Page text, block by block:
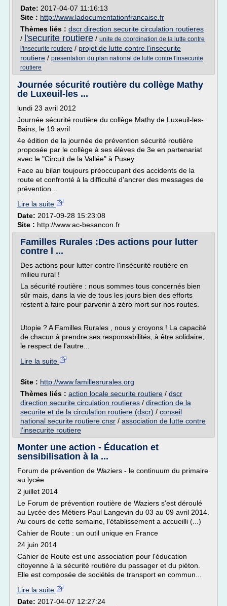
Date: 2017-04-07 11:16:13
Site : http://www.ladocumentationfrancaise.fr
Thèmes liés : dscr direction securite circulation routieres
/ l'securite routiere / unite de coordination de la lutte contre
l'insecurite routiere / projet de lutte contre l'insecurite
routiere / presentation du plan national de lutte contre l'insecurite
routiere
Journée sécurité routière du collège Mathy
de Luxeuil-les ...
lundi 23 avril 2012
Journée sécurité routière du collège Mathy de Luxeuil-les-
Bains, le 19 avril
4e édition de la journée de prévention sécurité routière
proposée par le collège à ses élèves de 3e en partenariat
avec le "Circuit de la Vallée" à Pusey
Face au bilan toujours préoccupant des accidents de la
route et confronté à la difficulté d'ancrer des messages de
prévention...
Lire la suite
Date: 2017-09-28 15:23:08
Site : http://www.ac-besancon.fr
Familles Rurales :Des actions pour lutter
contre l ...
Des actions pour lutter contre l'insécurité routière en
milieu rural !
La sécurité routière : nous sommes tous concernés bien
sûr mais, dans la vie de tous les jours bien des efforts
restent à faire pour parvenir à zéro mort sur nos routes.
Utopie ? A Familles Rurales , nous y croyons ! La capacité
de chacun à prendre ses responsabilités, à être solidaire,
le respect de l'autre...
Lire la suite
Site : http://www.famillesrurales.org
Thèmes liés : action locale securite routiere / dscr
direction securite circulation routieres / direction de la
securite et de la circulation routiere (dscr) / conseil
national securite routiere cnsr / association de lutte contre
l'insecurite routiere
Monter une action - Éducation et
sensibilisation à la ...
Forum de prévention de Waziers - le continuum du primaire
au lycée
2 juillet 2014
Le Forum de prévention routière de Waziers s'est déroulé
au Lycée des Métiers Paul Langevin du 03 au 09 avril 2014.
Au cours de cette semaine, l'établissement a accueilli (...)
Cahier de Route : un outil unique en France
24 juin 2014
Cahier de Route est une association pour l'éducation
citoyenne à la sécurité routière du passager et du piéton.
Elle est composée de sociétés de transport en commun...
Lire la suite
Date: 2017-04-07 12:27:24